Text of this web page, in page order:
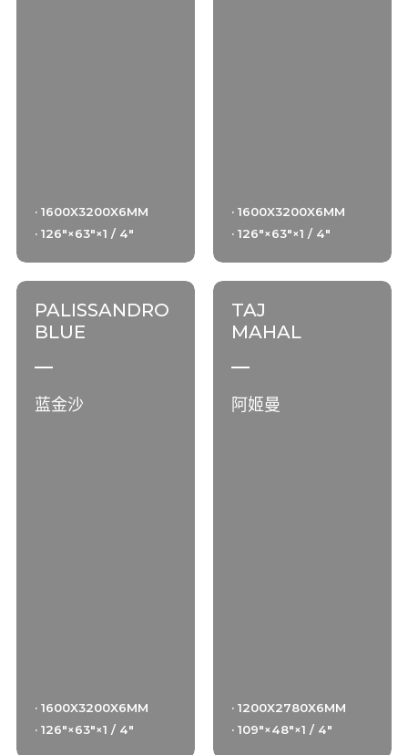
· 1600X3200X6MM
· 126"×63"×1 / 4"
· 1600X3200X6MM
· 126"×63"×1 / 4"
PALISSANDRO
BLUE
蓝金沙
· 1600X3200X6MM
· 126"×63"×1 / 4"
TAJ
MAHAL
阿姬曼
· 1200X2780X6MM
· 109"×48"×1 / 4"